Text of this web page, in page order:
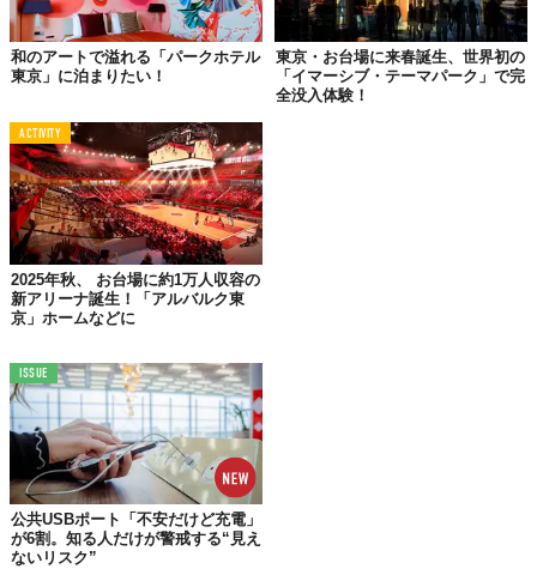
©株式会社UWS ENTERTAINMENT
和のアートで溢れる「パークホテル
東京」に泊まりたい！
東京・お台場に来春誕生、世界初の
「イマーシブ・テーマパーク」で完
全没入体験！
ACTIVITY
2025年秋、 お台場に約1万人収容の
新アリーナ誕生！「アルバルク東
京」ホームなどに
ISSUE
公共USBポート「不安だけど充電」
が6割。知る人だけが警戒する“見え
ないリスク”